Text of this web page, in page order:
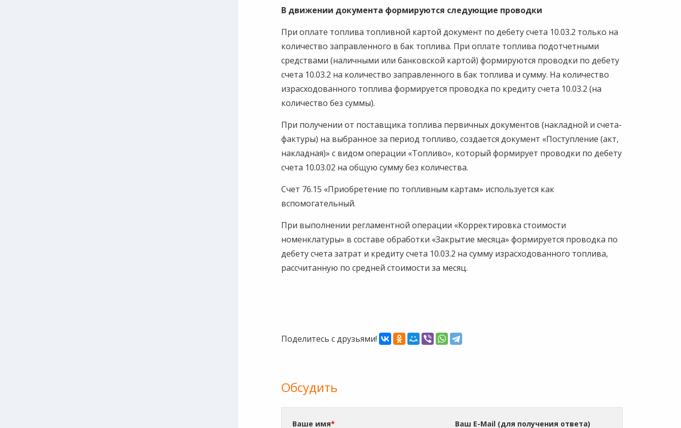
В движении документа формируются следующие проводки
При оплате топлива топливной картой документ по дебету счета 10.03.2 только на
количество заправленного в бак топлива. При оплате топлива подотчетными
средствами (наличными или банковской картой) формируются проводки по дебету
счета 10.03.2 на количество заправленного в бак топлива и сумму. На количество
израсходованного топлива формируется проводка по кредиту счета 10.03.2 (на
количество без суммы).
При получении от поставщика топлива первичных документов (накладной и счета-
фактуры) на выбранное за период топливо, создается документ «Поступление (акт,
накладная)» с видом операции «Топливо», который формирует проводки по дебету
счета 10.03.02 на общую сумму без количества.
Счет 76.15 «Приобретение по топливным картам» используется как
вспомогательный.
При выполнении регламентной операции «Корректировка стоимости
номенклатуры» в составе обработки «Закрытие месяца» формируется проводка по
дебету счета затрат и кредиту счета 10.03.2 на сумму израсходованного топлива,
рассчитанную по средней стоимости за месяц.
Поделитесь с друзьями!
Обсудить
Ваше имя* Ваш E-Mail (для получения ответа)